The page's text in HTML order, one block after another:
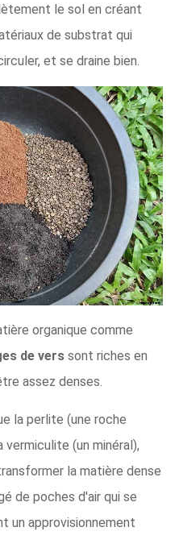
le sol en créant
de substrat qui
et se draine bien.
organique comme
de vers sont riches en
assez denses.
la perlite (une roche
vermiculite (un minéral),
la matière dense
de poches d'air qui se
un approvisionnement